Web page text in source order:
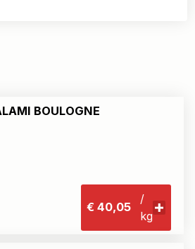
BOULOGNE
€ 40,05
/
kg